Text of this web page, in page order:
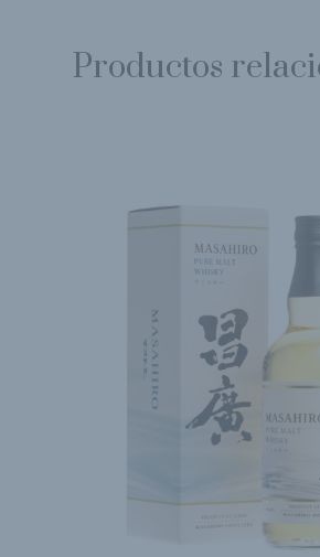
Productos